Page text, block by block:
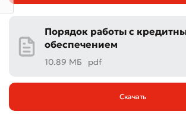
Плохо
* Все поля обязательны для заполнения
Порядок работы с
обеспечением
10.89 МБ pdf
Скачать